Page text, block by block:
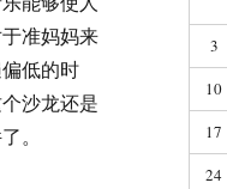
准妈妈来
低的时
沙龙还是
。
3
10
17
24